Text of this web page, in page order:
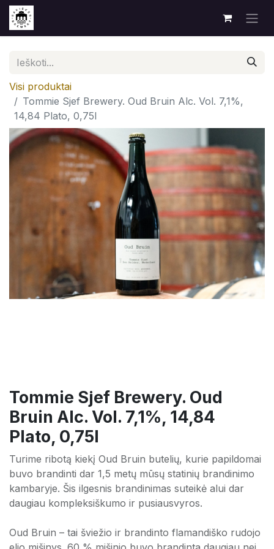
Visi produktai
Tommie Sjef Brewery. Oud Bruin Alc. Vol. 7,1%,
14,84 Plato, 0,75l
Tommie Sjef Brewery. Oud
Bruin Alc. Vol. 7,1%, 14,84
Plato, 0,75l
Turime ribotą kiekį Oud Bruin butelių, kurie papildomai
buvo brandinti dar 1,5 metų mūsų statinių brandinimo
kambaryje. Šis ilgesnis brandinimas suteikė alui dar
daugiau kompleksiškumo ir pusiausvyros.
Oud Bruin – tai šviežio ir brandinto flamandiško rudojo